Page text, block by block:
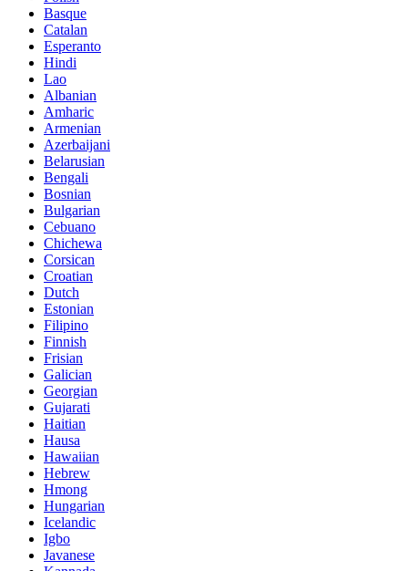
Basque
Catalan
Esperanto
Hindi
Lao
Albanian
Amharic
Armenian
Azerbaijani
Belarusian
Bengali
Bosnian
Bulgarian
Cebuano
Chichewa
Corsican
Croatian
Dutch
Estonian
Filipino
Finnish
Frisian
Galician
Georgian
Gujarati
Haitian
Hausa
Hawaiian
Hebrew
Hmong
Hungarian
Icelandic
Igbo
Javanese